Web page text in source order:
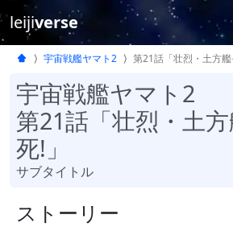
leijiverse
宇宙戦艦ヤマト2 第21話「壮烈・土方艦
宇宙戦艦ヤマト2
第21話「壮烈・土
死!」
サブタイトル
ストーリー